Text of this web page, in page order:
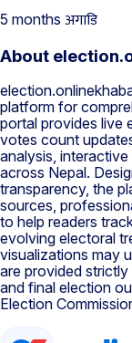
5 months अगाडि
About
platform for
portal provides live
votes count
analysis,
across Nepal.
transparency, the
sources,
to help readers
evolving electoral
visualizations may
are provided
and final election
Election